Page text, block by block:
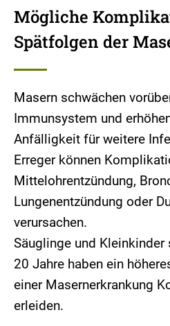
Mögliche
Spätfolgen der
Masern schwächen
Immunsystem und
Anfälligkeit für weitere
Erreger können
Mittelohrentzündung,
Lungenentzündung oder
verursachen.
Säuglinge und Kleinkinder
20 Jahre haben ein
einer Masernerkrankung
erleiden.